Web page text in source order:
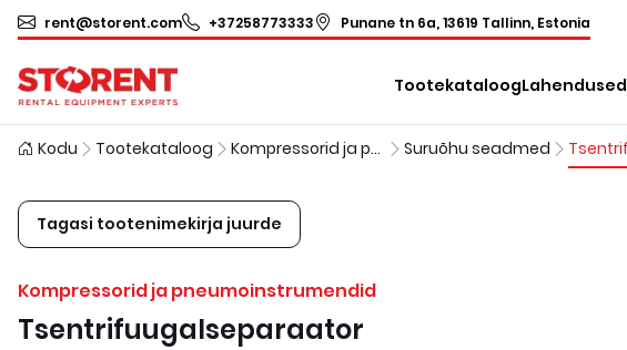
rent@storent.com +37258773333 Punane tn 6a, 13619 Tallinn, Estonia
TootekataloogLahendused
Kodu Tootekataloog Kompressorid ja pneumoinstrumendid Suruõhu seadmed
Tagasi tootenimekirja juurde
Kompressorid ja pneumoinstrumendid
Tsentrifuugalseparaator